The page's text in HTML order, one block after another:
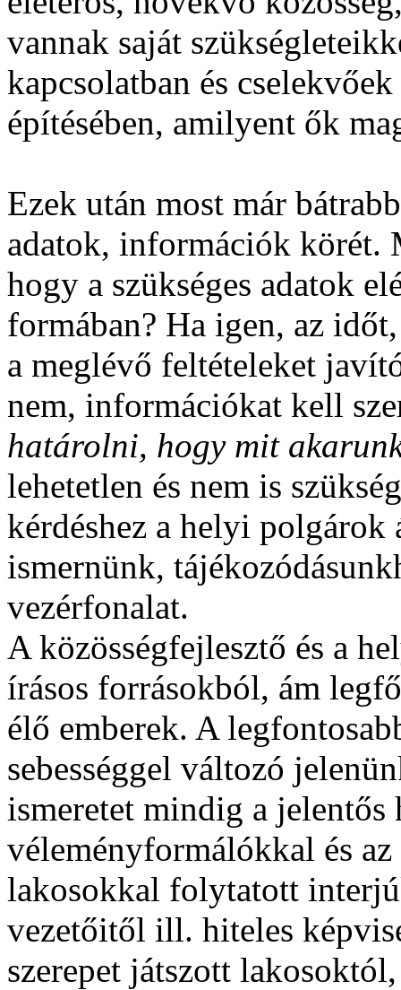
vannak saját
kapcsolatban és
építésében, amilyent ők
Ezek után most már
adatok, információk
hogy a szükséges adatok
formában? Ha igen, az
a meglévő feltételeket
nem, információkat kell
határolni, hogy mit
lehetetlen és nem is
kérdéshez a helyi
ismernünk,
vezérfonalat.
A közösségfejlesztő és a
írásos forrásokból, ám
élő emberek. A
sebességgel változó
ismeretet mindig a
véleményformálókkal és
lakosokkal folytatott
vezetőitől ill. hiteles
szerepet játszott